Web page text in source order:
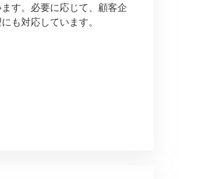
す。必要に応じて、顧客企
も対応しています。